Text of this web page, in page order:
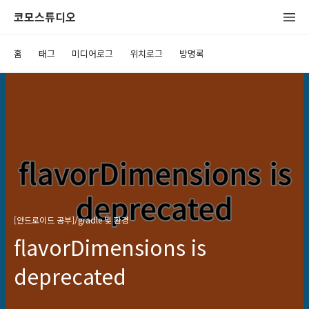
코모스튜디오
홈 태그 미디어로그 위치로그 방명록
[안드로이드 공부]/gradle 및 환경
flavorDimensions is
deprecated